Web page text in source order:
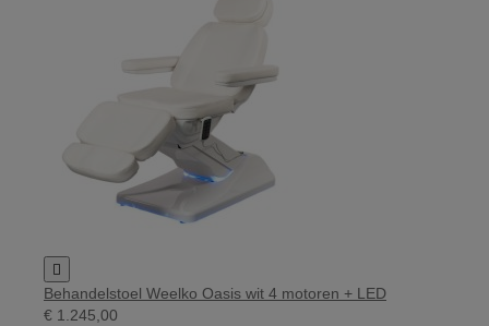

Behandelstoel Weelko Oasis wit 4 motoren + LED
€ 1.245,00